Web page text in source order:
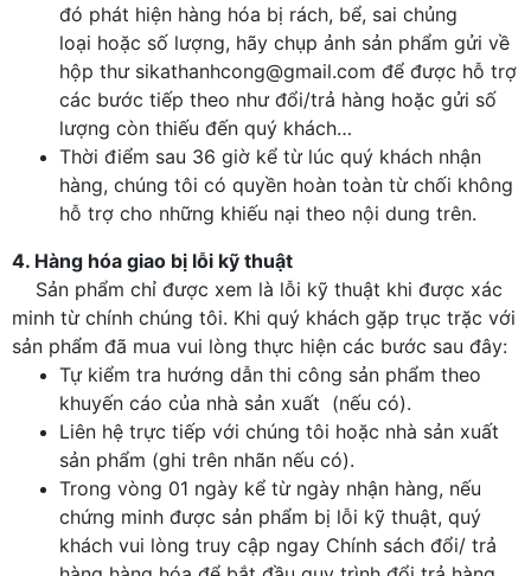
đó phát hiện hàng hóa bị rách, bể, sai chủng
loại hoặc số lượng, hãy chụp ảnh sản phẩm gửi về
hộp thư sikathanhcong@gmail.com để được hỗ trợ
các bước tiếp theo như đổi/trả hàng hoặc gửi số
lượng còn thiếu đến quý khách…
Thời điểm sau 36 giờ kể từ lúc quý khách nhận
hàng, chúng tôi có quyền hoàn toàn từ chối không
hỗ trợ cho những khiếu nại theo nội dung trên.
4. Hàng hóa giao bị lỗi kỹ thuật
Sản phẩm chỉ được xem là lỗi kỹ thuật khi được xác
minh từ chính chúng tôi. Khi quý khách gặp trục trặc với
sản phẩm đã mua vui lòng thực hiện các bước sau đây:
Tự kiểm tra hướng dẫn thi công sản phẩm theo
khuyến cáo của nhà sản xuất (nếu có).
Liên hệ trực tiếp với chúng tôi hoặc nhà sản xuất
sản phẩm (ghi trên nhãn nếu có).
Trong vòng 01 ngày kể từ ngày nhận hàng, nếu
chứng minh được sản phẩm bị lỗi kỹ thuật, quý
khách vui lòng truy cập ngay Chính sách đổi/ trả